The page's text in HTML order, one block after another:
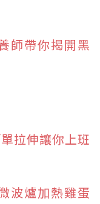
師帶你揭開黑
拉伸讓你上班
波爐加熱雞蛋